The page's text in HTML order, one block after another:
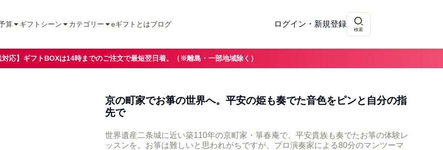
算 ギフトシーン カテゴリー eギフトとはブログ ログイン・新規登録
検索
対応】ギフトBOXは14時までのご注文で最短翌日着。（※離島・一部地域除く）
京の町家でお箏の世界へ。平安の姫も奏でた音色をピンと自分の指
先で
世界遺産二条城に近い築110年の京町家・箏春庵で、平安貴族も奏でたお箏の体験レ
ッスンを。お箏は難しいと思われがちですが、プロ演奏家による80分のマンツーマ